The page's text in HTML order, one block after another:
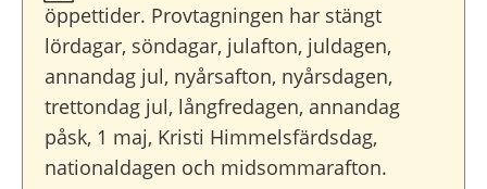
öppettider. Provtagningen har stängt
lördagar, söndagar, julafton, juldagen,
annandag jul, nyårsafton, nyårsdagen,
trettondag jul, långfredagen, annandag
påsk, 1 maj, Kristi Himmelsfärdsdag,
nationaldagen och midsommarafton.